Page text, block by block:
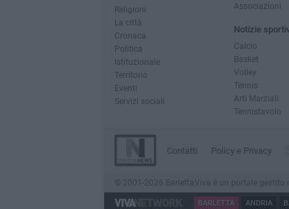
Religioni
La città
Cronaca
Politica
Istituzionale
Territorio
Eventi
Servizi sociali
Associazioni
Notizie
Calcio
Basket
Volley
Tennis
Arti Marziali
Tennistavolo
Contatti Policy e Privacy
© 2001-2026 BarlettaViva è un portale
BARLETTA ANDRIA